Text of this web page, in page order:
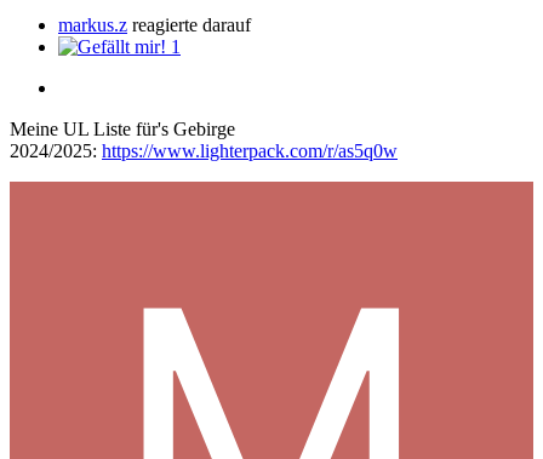
markus.z reagierte darauf
1
Meine UL Liste für's Gebirge
2024/2025: https://www.lighterpack.com/r/as5q0w